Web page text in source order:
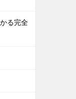
る完全